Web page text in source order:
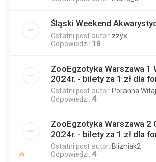
Śląski Weekend
Ostatni post autor: zzyx
Odpowiedzi: 18
ZooEgzotyka Warszawa 1
2024r. - bilety za 1 zł dla
Ostatni post autor: Poranna
Odpowiedzi: 4
ZooEgzotyka Warszawa 2
2024r. - bilety za 1 zł dla
Ostatni post autor: Blizniak2
Odpowiedzi: 4